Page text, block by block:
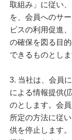
取組み」に従い
を、会員へのサ
ビスの利用促進
の確保を図る目
できるものとしま
3. 当社は、会員
による情報提供(
のとします。会
所定の方法に従
供を停止します